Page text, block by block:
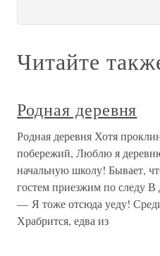
Читайте
Родная деревня
Родная деревня Хотя
побережий, Люблю я
начальную школу! Бывает,
гостем приезжим по следу
— Я тоже отсюда уеду!
Храбрится, едва из